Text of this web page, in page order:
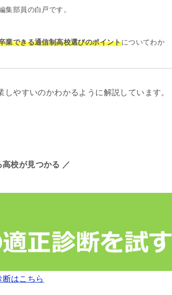
集部員の白戸です。
業できる通信制高校選びのポイントについてわか
やすいのかわかるように解説しています。
校が見つかる ／
断はこちら